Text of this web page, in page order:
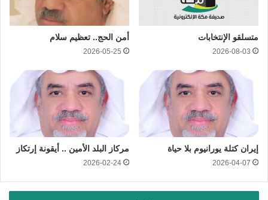
متسلقو الإنتخابات
2026-08-03
أمن الحج.. تعظيم سلام
2026-05-25
إيران كتلة يورانيوم بلا حياة
2026-04-07
مركاز البلد الأمين .. أيقونة إرتكاز
2026-02-24